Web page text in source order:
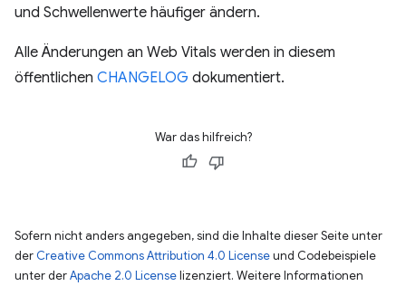
und Schwellenwerte häufiger ändern.
Alle Änderungen an Web Vitals werden in diesem
öffentlichen CHANGELOG dokumentiert.
War das hilfreich?
Sofern nicht anders angegeben, sind die Inhalte dieser Seite unter
der Creative Commons Attribution 4.0 Licenseund Codebeispiele
unter derApache 2.0 Licenselizenziert. Weitere Informationen